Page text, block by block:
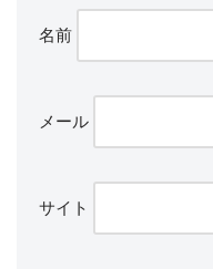
名前
メール
サイト